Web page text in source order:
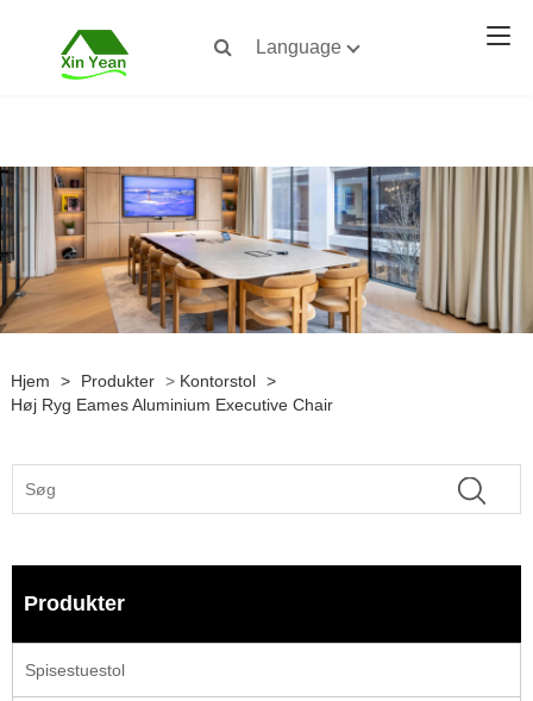
Language
Hjem > Produkter > Kontorstol >
Høj Ryg Eames Aluminium Executive Chair
Produkter
Spisestuestol